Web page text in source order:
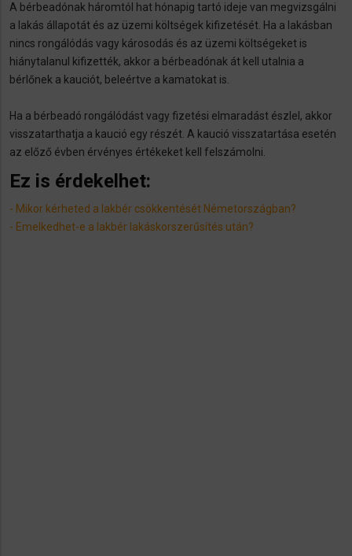
A bérbeadónak háromtól hat hónapig tartó ideje van megvizsgálni
a lakás állapotát és az üzemi költségek kifizetését. Ha a lakásban
nincs rongálódás vagy károsodás és az üzemi költségeket is
hiánytalanul kifizették, akkor a bérbeadónak át kell utalnia a
bérlőnek a kauciót, beleértve a kamatokat is.
Ha a bérbeadó rongálódást vagy fizetési elmaradást észlel, akkor
visszatarthatja a kaució egy részét. A kaució visszatartása esetén
az előző évben érvényes értékeket kell felszámolni.
Ez is érdekelhet:
- Mikor kérheted a lakbér csökkentését Németországban?
- ​Emelkedhet-e a lakbér lakáskorszerűsítés után?